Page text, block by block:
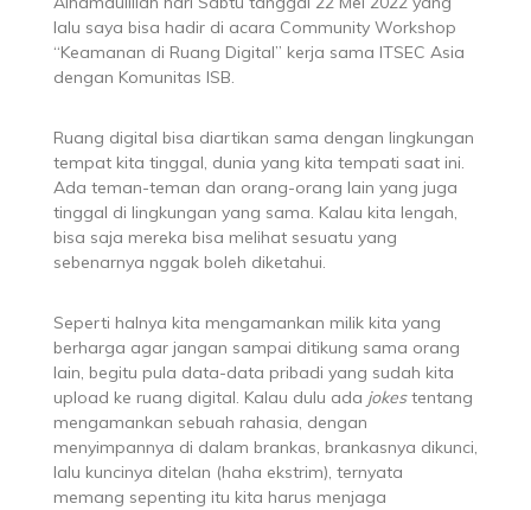
lalu saya bisa hadir di acara Community Workshop
“Keamanan di Ruang Digital” kerja sama ITSEC Asia
dengan Komunitas ISB.
Ruang digital bisa diartikan sama dengan lingkungan
tempat kita tinggal, dunia yang kita tempati saat ini.
Ada teman-teman dan orang-orang lain yang juga
tinggal di lingkungan yang sama. Kalau kita lengah,
bisa saja mereka bisa melihat sesuatu yang
sebenarnya nggak boleh diketahui.
Seperti halnya kita mengamankan milik kita yang
berharga agar jangan sampai ditikung sama orang
lain, begitu pula data-data pribadi yang sudah kita
upload ke ruang digital. Kalau dulu ada jokestentang
mengamankan sebuah rahasia, dengan
menyimpannya di dalam brankas, brankasnya dikunci,
lalu kuncinya ditelan (haha ekstrim), ternyata
memang sepenting itu kita harus menjaga